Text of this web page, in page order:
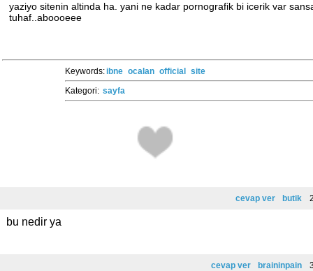
yaziyo sitenin altinda ha. yani ne kadar pornografik bi icerik var
tuhaf..aboooeee
Keywords:ibne ocalan official
site
Kategori: sayfa
cevap ver butik
bu nedir ya
cevap ver braininpain